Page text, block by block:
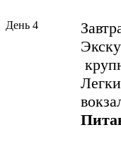
День 4